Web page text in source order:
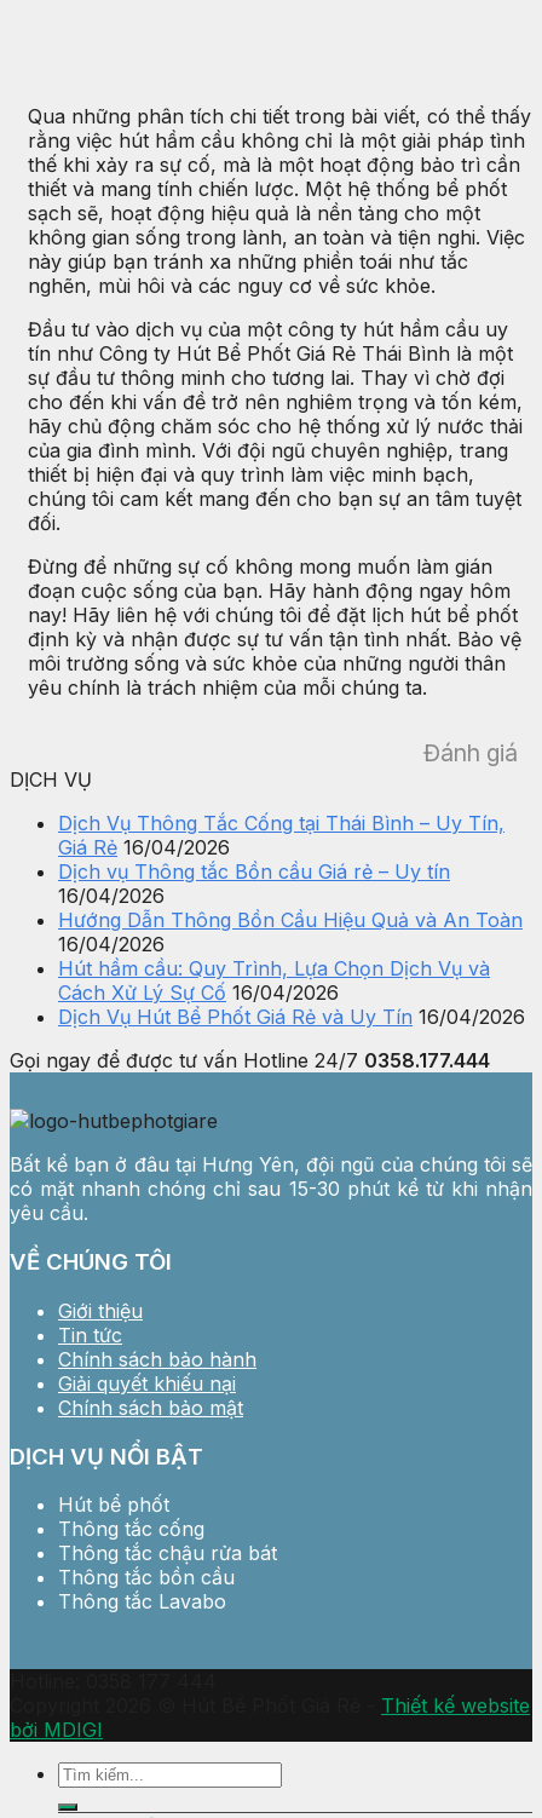
Qua những phân tích chi tiết trong bài viết, có thể thấy
rằng việc hút hầm cầu không chỉ là một giải pháp tình
thế khi xảy ra sự cố, mà là một hoạt động bảo trì cần
thiết và mang tính chiến lược. Một hệ thống bể phốt
sạch sẽ, hoạt động hiệu quả là nền tảng cho một
không gian sống trong lành, an toàn và tiện nghi. Việc
này giúp bạn tránh xa những phiền toái như tắc
nghẽn, mùi hôi và các nguy cơ về sức khỏe.
Đầu tư vào dịch vụ của một công ty hút hầm cầu uy
tín như Công ty Hút Bể Phốt Giá Rẻ Thái Bình là một
sự đầu tư thông minh cho tương lai. Thay vì chờ đợi
cho đến khi vấn đề trở nên nghiêm trọng và tốn kém,
hãy chủ động chăm sóc cho hệ thống xử lý nước thải
của gia đình mình. Với đội ngũ chuyên nghiệp, trang
thiết bị hiện đại và quy trình làm việc minh bạch,
chúng tôi cam kết mang đến cho bạn sự an tâm tuyệt
đối.
Đừng để những sự cố không mong muốn làm gián
đoạn cuộc sống của bạn. Hãy hành động ngay hôm
nay! Hãy liên hệ với chúng tôi để đặt lịch hút bể phốt
định kỳ và nhận được sự tư vấn tận tình nhất. Bảo vệ
môi trường sống và sức khỏe của những người thân
yêu chính là trách nhiệm của mỗi chúng ta.
Đánh giá
DỊCH VỤ
Dịch Vụ Thông Tắc Cống tại Thái Bình – Uy Tín,
Giá Rẻ 16/04/2026
Dịch vụ Thông tắc Bồn cầu Giá rẻ – Uy tín
16/04/2026
Hướng Dẫn Thông Bồn Cầu Hiệu Quả và An Toàn
16/04/2026
Hút hầm cầu: Quy Trình, Lựa Chọn Dịch Vụ và
Cách Xử Lý Sự Cố 16/04/2026
Dịch Vụ Hút Bể Phốt Giá Rẻ và Uy Tín 16/04/2026
Gọi ngay để được tư vấn Hotline 24/7 0358.177.444
Bất kể bạn ở đâu tại Hưng Yên, đội ngũ của chúng tôi sẽ
có mặt nhanh chóng chỉ sau 15-30 phút kể từ khi nhận
yêu cầu.
VỀ CHÚNG TÔI
Giới thiệu
Tin tức
Chính sách bảo hành
Giải quyết khiếu nại
Chính sách bảo mật
DỊCH VỤ NỔI BẬT
Hút bể phốt
Thông tắc cống
Thông tắc chậu rửa bát
Thông tắc bồn cầu
Thông tắc Lavabo
Thiết kế website
bởi MDIGI